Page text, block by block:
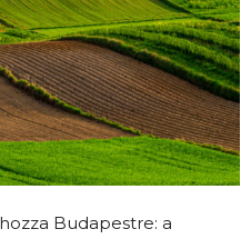
Budapestre: a